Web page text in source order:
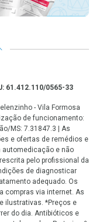
61.412.110/0565-33
- Vila Formosa
de funcionamento:
MS: 7.31847.3 | As
e ofertas de remédios e
e não
pelo profissional da
de diagnosticar
adequado. Os
compras via internet. As
ilustrativas. *Preços e
do dia. Antibióticos e